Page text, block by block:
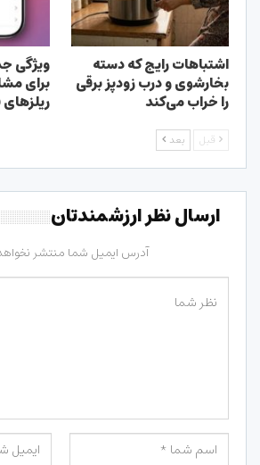
اشتباهات رایج که دسته
بخارشوی و درب زودپز برقی
را خراب می‌کند
ویژگی
برای
قبل بعد
ارسال نظر ارزشمندتان
آدرس ایمیل شما منتشر